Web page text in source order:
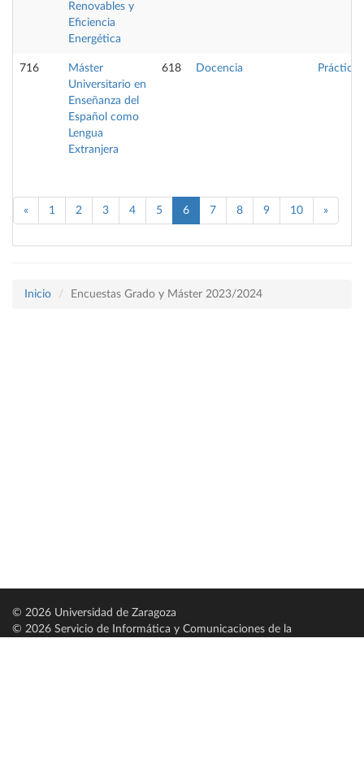
Renovables y
Eficiencia
Energética
716
Máster
Universitario en
Enseñanza del
Español como
Lengua
Extranjera
618 Docencia Prácticas
« 1 2 3 4 5 6 7 8 9 10 »
Inicio Encuestas Grado y Máster 2023/2024
© 2026 Universidad de Zaragoza
© 2026 Servicio de Informática y Comunicaciones de la